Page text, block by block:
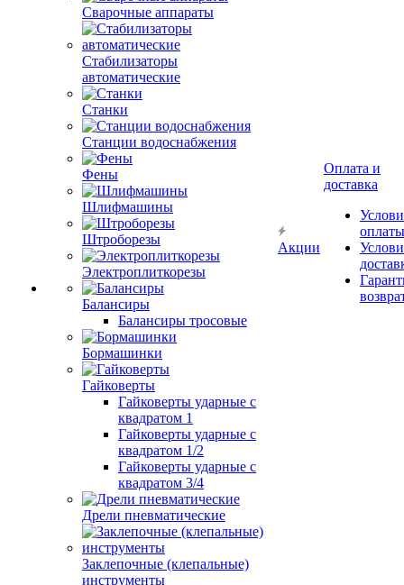
Сварочные аппараты
Стабилизаторы
автоматические
Станки
Станции водоснабжения
Фены
Шлифмашины
Штроборезы
Электроплиткорезы
Балансиры
Балансиры тросовые
Бормашинки
Гайковерты
Гайковерты ударные с
квадратом 1
Гайковерты ударные с
квадратом 1/2
Гайковерты ударные с
квадратом 3/4
Дрели пневматические
Заклепочные (клепальные)
инструменты
Акции
Оплата и
доставка
оплаты